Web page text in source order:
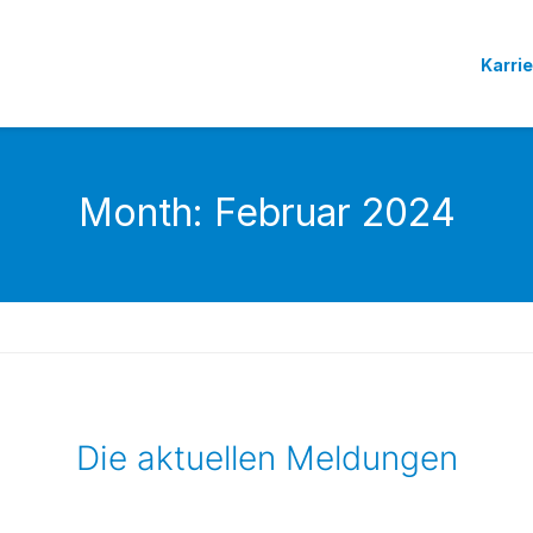
Month: Februar 2024
Die aktuellen Meldungen